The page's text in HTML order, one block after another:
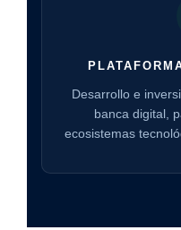
Desarrollo e
banca digital,
ecosistemas